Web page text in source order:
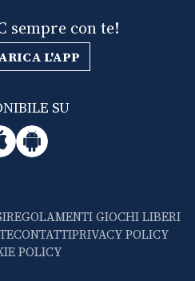
sempre con te!
L'APP
SU
REGOLAMENTI GIOCHI LIBERI
CONTATTIPRIVACY POLICY
POLICY